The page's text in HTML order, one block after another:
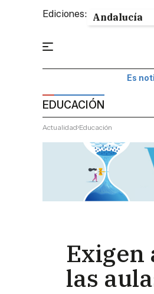
Ediciones:
Es
EDUCACIÓN
Actualidad Educación
Exigen
las